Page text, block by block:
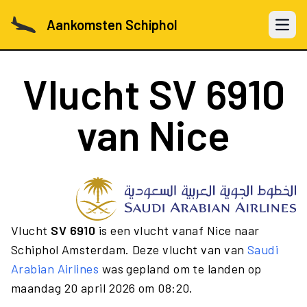
Aankomsten Schiphol Open
Vlucht SV 6910
van Nice
Vlucht SV 6910 is een vlucht vanaf Nice naar
Schiphol Amsterdam. Deze vlucht van vanSaudi
Arabian Airlines was gepland om te landen op
maandag 20 april 2026 om 08:20.